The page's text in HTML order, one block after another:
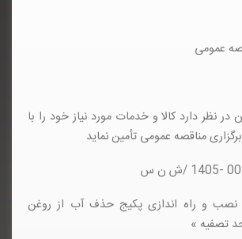
عمومی
نظر دارد کالا و خدمات مورد نیاز خود را با
مناقصه عمومی تأمین نماید
و راه اندازی پکیج حذف آب از روغن